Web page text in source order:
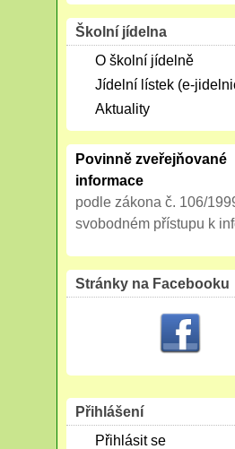
Školní jídelna
O školní jídelně
Jídelní lístek (e-
Aktuality
Povinně zveřejňované
informace
podle zákona č. 106/
svobodném přístupu k
Stránky na Facebooku
Přihlášení
Přihlásit se